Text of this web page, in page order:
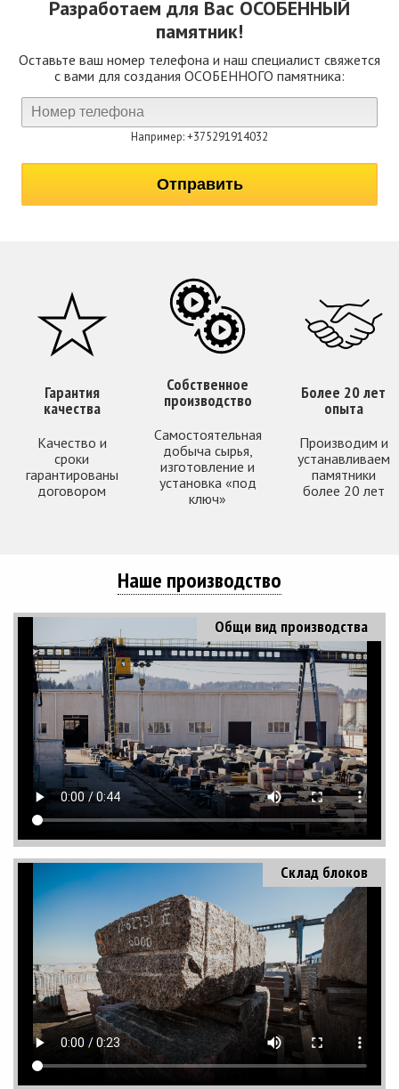
Разработаем для Вас ОСОБЕННЫЙ
памятник!
Оставьте ваш номер телефона и наш специалист свяжется
с вами для создания ОСОБЕННОГО памятника:
Например: +375291914032
Гарантия
качества
Качество и
сроки
гарантированы
договором
Собственное
производство
Самостоятельная
добыча сырья,
изготовление и
установка «под
ключ»
Более 20 лет
опыта
Производим и
устанавливаем
памятники
более 20 лет
Наше производство
Общи вид производства
Склад блоков